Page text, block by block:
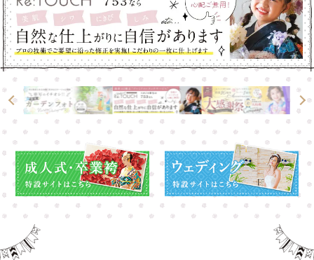
高崎店
大宮店
高崎店
大宮店